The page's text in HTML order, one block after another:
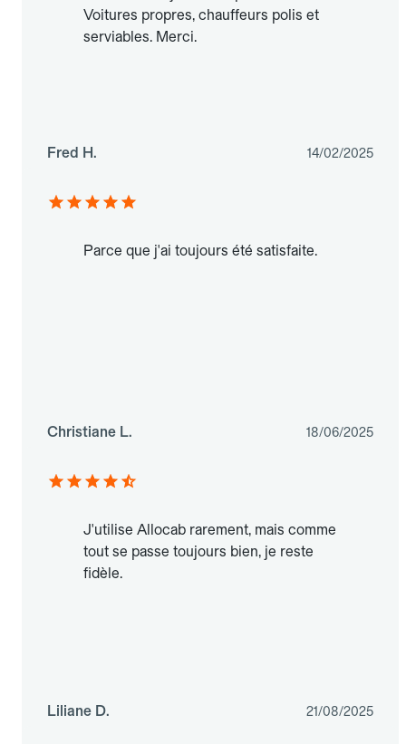
Voitures propres, chauffeurs polis et
serviables. Merci.
Fred H. 14/02/2025
Parce que j'ai toujours été satisfaite.
Christiane L. 18/06/2025
J'utilise Allocab rarement, mais comme
tout se passe toujours bien, je reste
fidèle.
Liliane D. 21/08/2025